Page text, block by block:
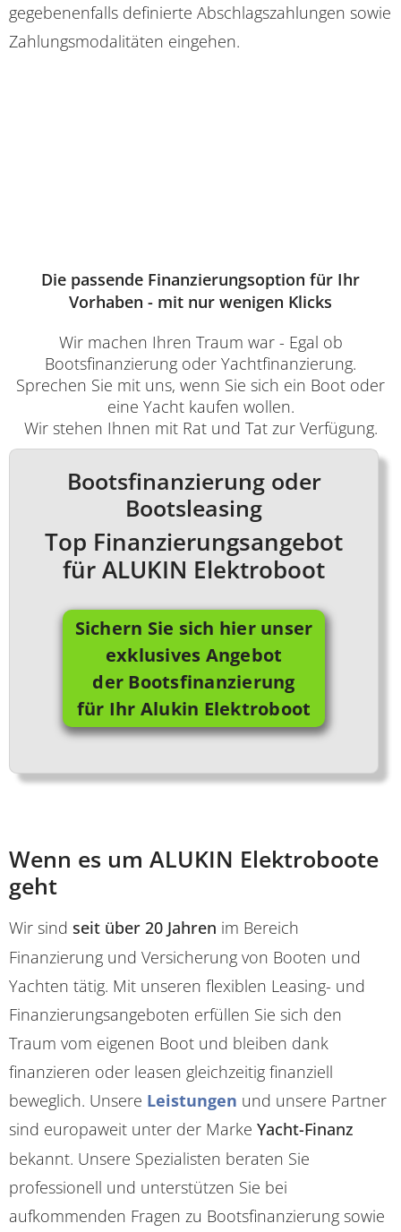
gegebenenfalls definierte Abschlagszahlungen sowie
Zahlungsmodalitäten eingehen.
Die passende Finanzierungsoption für Ihr
Vorhaben - mit nur wenigen Klicks
Wir machen Ihren Traum war - Egal ob
Bootsfinanzierung oder Yachtfinanzierung.
Sprechen Sie mit uns, wenn Sie sich ein Boot oder
eine Yacht kaufen wollen.
Wir stehen Ihnen mit Rat und Tat zur Verfügung.
Bootsfinanzierung oder
Bootsleasing
Top Finanzierungsangebot
für ALUKIN Elektroboot
Sichern Sie sich hier unser
exklusives Angebot
der Bootsfinanzierung
für Ihr Alukin Elektroboot
Wenn es um ALUKIN Elektroboote
geht
Wir sind seit über 20 Jahren im Bereich
Finanzierung und Versicherung von Booten und
Yachten tätig. Mit unseren flexiblen Leasing- und
Finanzierungsangeboten erfüllen Sie sich den
Traum vom eigenen Boot und bleiben dank
finanzieren oder leasen gleichzeitig finanziell
beweglich. Unsere Leistungen und unsere Partner
sind europaweit unter der Marke Yacht-Finanz
bekannt. Unsere Spezialisten beraten Sie
professionell und unterstützen Sie bei
aufkommenden Fragen zu Bootsfinanzierung sowie